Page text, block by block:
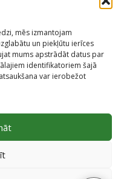
mēs izmantojam
un piekļūtu ierīces
mums apstrādāt datus par
identifikatoriem šajā
var ierobežot
Rīgā |Pārpublicējot
pašvaldības
Rīgas valstspilsētas
(Rīga, Baznīcas iela